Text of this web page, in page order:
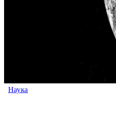
Наука